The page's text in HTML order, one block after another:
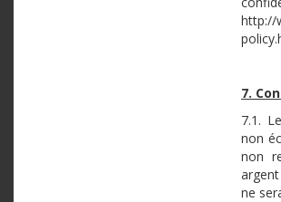
http://
7.
7.1.
non
non
ne